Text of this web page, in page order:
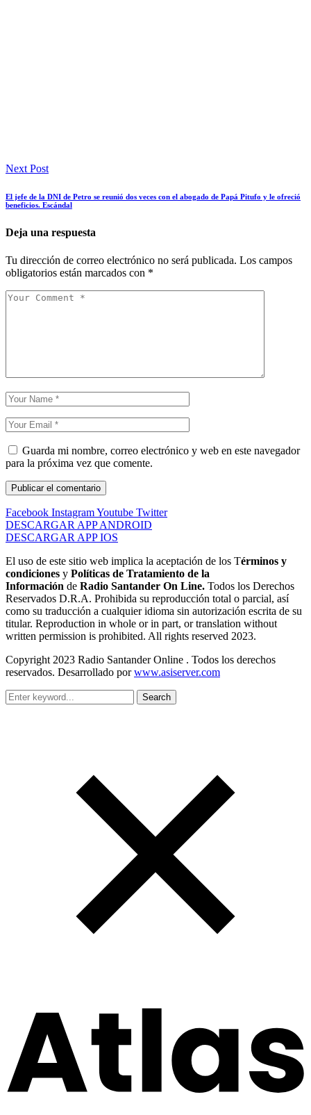
Next Post
El jefe de la DNI de Petro se reunió dos veces con el abogado de Papá Pitufo y le ofreció
beneficios. Escándal
Deja una respuesta
Tu dirección de correo electrónico no será publicada. Los campos
obligatorios están marcados con *
Guarda mi nombre, correo electrónico y web en este navegador
para la próxima vez que comente.
Facebook InstagramYoutube Twitter
DESCARGAR APP ANDROID
DESCARGAR APP IOS
El uso de este sitio web implica la aceptación de los Términos y
condiciones y Políticas de Tratamiento de la
Información de Radio Santander On Line. Todos los Derechos
Reservados D.R.A. Prohibida su reproducción total o parcial, así
como su traducción a cualquier idioma sin autorización escrita de su
titular. Reproduction in whole or in part, or translation without
written permission is prohibited. All rights reserved 2023.
Copyright 2023 Radio Santander Online . Todos los derechos
reservados. Desarrollado porwww.asiserver.com
Search